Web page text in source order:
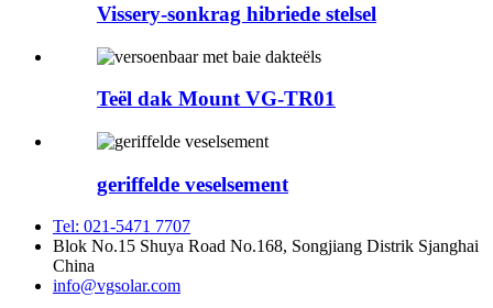
Vissery-sonkrag hibriede stelsel
Teël dak Mount VG-TR01
geriffelde veselsement
Tel: 021-5471 7707
Blok No.15 Shuya Road No.168, Songjiang Distrik Sjanghai
China
info@vgsolar.com